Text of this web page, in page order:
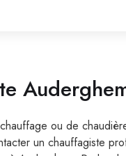
ou de
un chauffagiste